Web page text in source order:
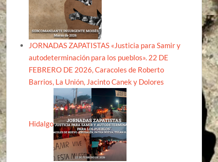
JORNADAS ZAPATISTAS «Justicia para Samir y
autodeterminación para los pueblos». 22 DE
FEBRERO DE 2026, Caracoles de Roberto
Barrios, La Unión, Jacinto Canek y Dolores
Hidalgo